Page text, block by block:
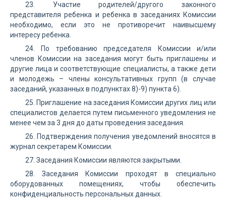
23. Участие родителей/другого законного
представителя ребенка и ребенка в заседаниях Комиссии
необходимо, если это не противоречит наивысшему
интересу ребенка.
24. По требованию председателя Комиссии и/или
членов Комиссии на заседания могут быть приглашены и
другие лица и соответствующие специалисты, а также дети
и молодежь – члены консультативных групп (в случае
заседаний, указанных в подпунктах 8)-9) пункта 6).
25. Приглашение на заседания Комиссии других лиц или
специалистов делается путем письменного уведомления не
менее чем за 3 дня до даты проведения заседания.
26. Подтверждения получения уведомлений вносятся в
журнал секретарем Комиссии.
27. Заседания Комиссии являются закрытыми.
28. Заседания Комиссии проходят в специально
оборудованных помещениях, чтобы обеспечить
конфиденциальность персональных данных.